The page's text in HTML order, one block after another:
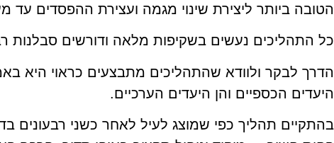
הטובה ביותר ליצירת שינוי מגמה ועצירת ההפסדים עד
כל התהליכים נעשים בשקיפות מלאה ודורשים סבלנות
הדרך לבקר ולוודא שהתהליכים מתבצעים כראוי היא
היעדים הכספיים והן היעדים הערכיים.
בהתקיים תהליך כפי שמוצג לעיל לאחר כשני רבעונים